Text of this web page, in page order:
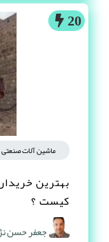
20
ماشین آلات صنعتی
بهترین
کیست ؟
جعفر حسن